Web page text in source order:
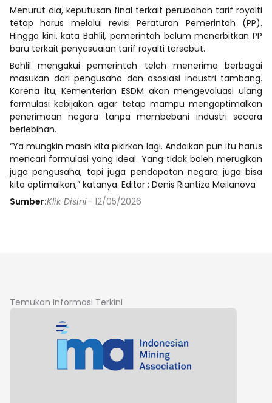
Menurut dia, keputusan final terkait perubahan tarif royalti
tetap harus melalui revisi Peraturan Pemerintah (PP).
Hingga kini, kata Bahlil, pemerintah belum menerbitkan PP
baru terkait penyesuaian tarif royalti tersebut.
Bahlil mengakui pemerintah telah menerima berbagai
masukan dari pengusaha dan asosiasi industri tambang.
Karena itu, Kementerian ESDM akan mengevaluasi ulang
formulasi kebijakan agar tetap mampu mengoptimalkan
penerimaan negara tanpa membebani industri secara
berlebihan.
“Ya mungkin masih kita pikirkan lagi. Andaikan pun itu harus
mencari formulasi yang ideal. Yang tidak boleh merugikan
juga pengusaha, tapi juga pendapatan negara juga bisa
kita optimalkan,” katanya. Editor : Denis Riantiza Meilanova
Sumber:Klik Disini– 12/05/2026
Temukan Informasi Terkini